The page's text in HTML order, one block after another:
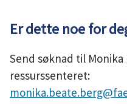
Er dette noe for
Send søknad til
ressurssenteret: